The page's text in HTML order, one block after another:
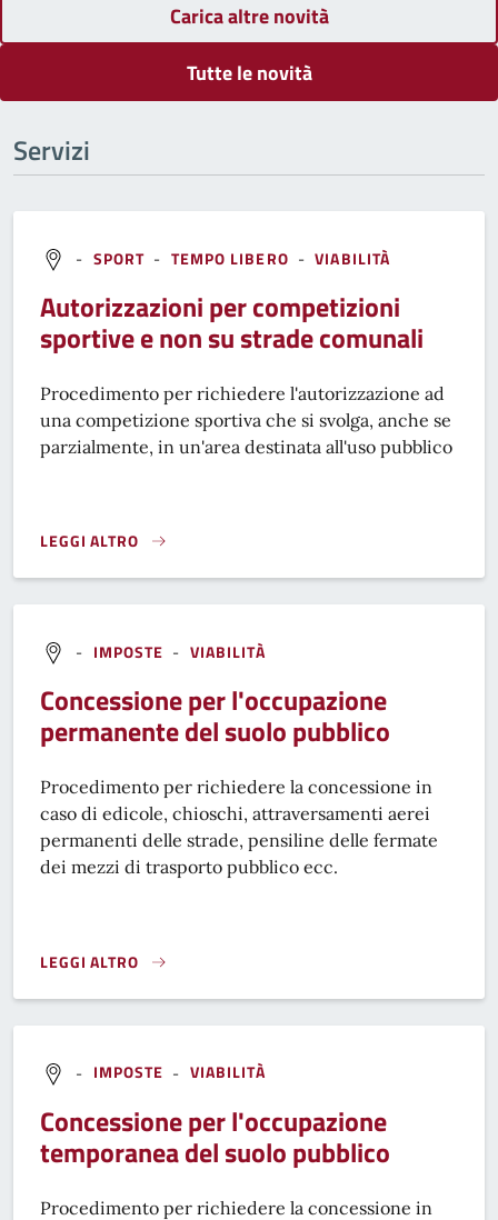
Carica altre novità
Tutte le novità
Servizi
- SPORT - TEMPO LIBERO -VIABILITÀ
Autorizzazioni per competizioni
sportive e non su strade comunali
Procedimento per richiedere l'autorizzazione ad
una competizione sportiva che si svolga, anche se
parzialmente, in un'area destinata all'uso pubblico
LEGGI ALTRO
AUTORIZZAZIONI PER COMPETIZIONI SPORTIVE E NON SU
- IMPOSTE - VIABILITÀ
Concessione per l'occupazione
permanente del suolo pubblico
Procedimento per richiedere la concessione in
caso di edicole, chioschi, attraversamenti aerei
permanenti delle strade, pensiline delle fermate
dei mezzi di trasporto pubblico ecc.
LEGGI ALTRO
CONCESSIONE PER L'OCCUPAZIONE PERMANENTE DEL
- IMPOSTE - VIABILITÀ
Concessione per l'occupazione
temporanea del suolo pubblico
Procedimento per richiedere la concessione in